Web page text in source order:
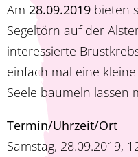
Am 28.09.2019 bieten
Segeltörn auf der
interessierte
einfach mal eine
Seele baumeln lassen
Termin/Uhrzeit/Ort
Samstag, 28.09.2019,